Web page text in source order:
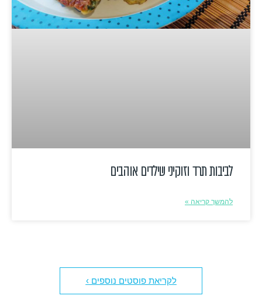
לביבות תרד וזוקיני שילדים אוהבים
להמשך קריאה »
לקריאת פוסטים נוספים ›